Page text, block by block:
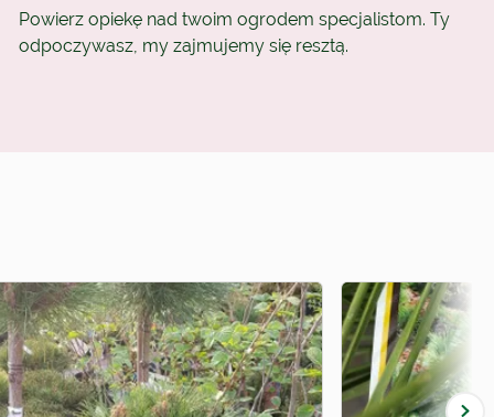
Powierz opiekę nad twoim ogrodem specjalistom. Ty
odpoczywasz, my zajmujemy się resztą.